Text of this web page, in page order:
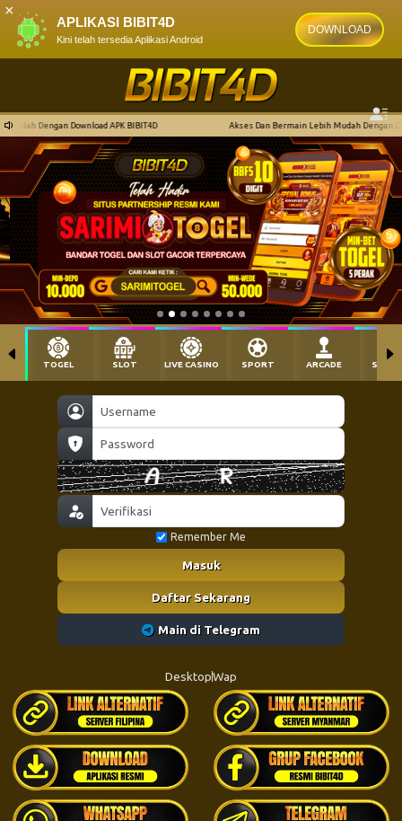
APLIKASI BIBIT4D
Kini telah tersedia Aplikasi Android
DOWNLOAD
×
BIBIT4D Akses Dan Bermain Lebih Mudah Dengan Download APK BIBIT4D
Remember Me
Masuk
Daftar Sekarang
Main di Telegram
TOGEL SLOT LIVE CASINO SPORT ARCADE
DesktopWap